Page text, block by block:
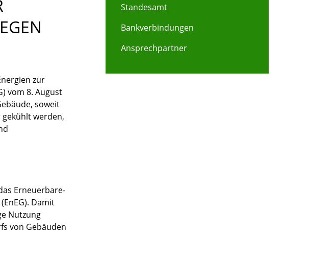
zur
vom 8. August
soweit
werden,
Erneuerbare-
Damit
Nutzung
von Gebäuden
Standesamt
Bankverbindungen
Ansprechpartner